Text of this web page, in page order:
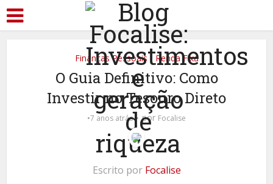
Finanças Pessoais Renda Fixa
O Guia Definitivo: Como
Investir no Tesouro Direto
7 anos atrás por Focalise
Escrito por Focalise